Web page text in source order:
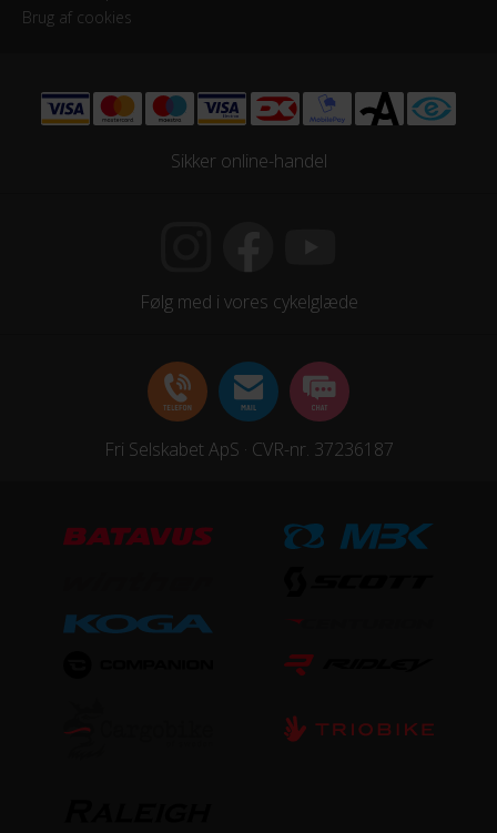
Brug af cookies
Sikker online-handel
Følg med i vores cykelglæde
Fri Selskabet ApS · CVR-nr. 37236187